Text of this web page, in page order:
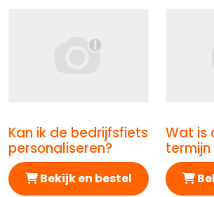
Afbeelding Kan ik de bedrijfsfiets
Kan ik de bedrijfsfiets
personaliseren?
Bekijk en bestel
Wat is
termijn